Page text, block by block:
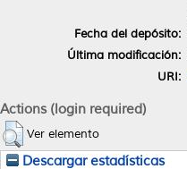
Fecha del depósito:
Última modificación:
URI:
Actions (login required)
Ver elemento
Descargar estadísticas